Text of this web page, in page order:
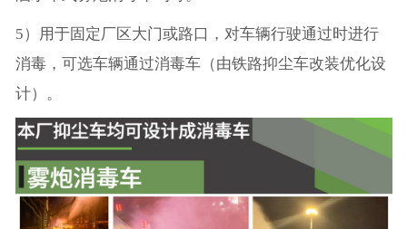
5）用于固定厂区大门或路口，对车辆行驶通过时进行
消毒，可选车辆通过消毒车（由铁路抑尘车改装优化设
计）。